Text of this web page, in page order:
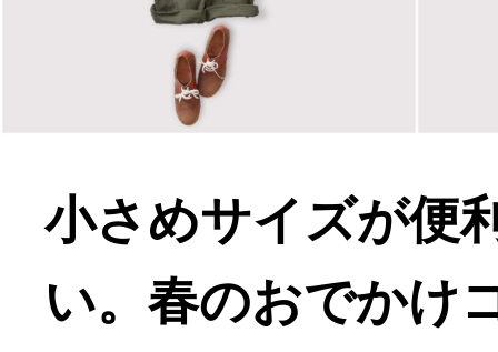
小さめサイズが便
い。春のおでかけ